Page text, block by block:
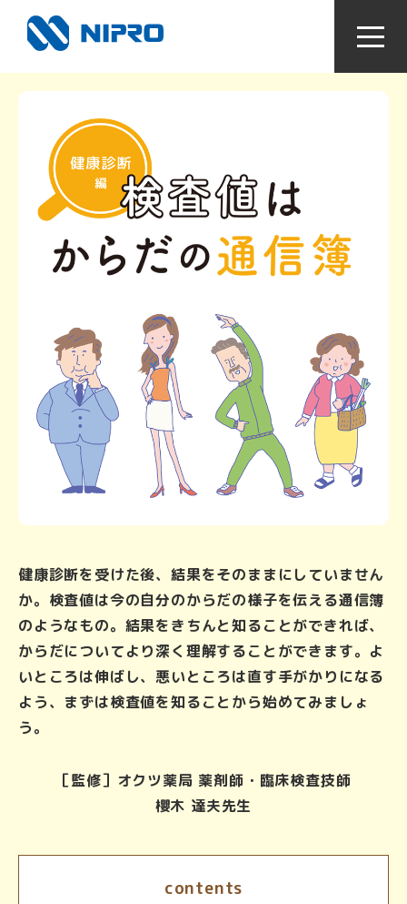
かかりつけ薬局をつくろう！
お薬と病気のなるほどライブラリ
視て！聴いて！知っとく健康動画
検査値はからだの通信簿
血圧手帳
お肌の健康
抗菌薬を正しく知って使おう
妊娠について考えるスタートBOOK
一般の皆さまへ
健康診断を受けた後、結果をそのままにしていません
か。検査値は今の自分のからだの様子を伝える通信簿
のようなもの。結果をきちんと知ることができれば、
からだについてより深く理解することができます。よ
いところは伸ばし、悪いところは直す手がかりになる
よう、まずは検査値を知ることから始めてみましょ
う。
［監修］ オクツ薬局 薬剤師・臨床検査技師
櫻木 達夫先生
contents